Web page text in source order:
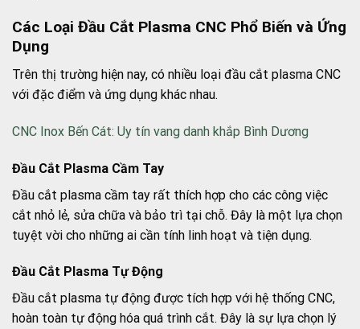
Các Loại Đầu Cắt Plasma CNC Phổ Biến và Ứng
Dụng
Trên thị trường hiện nay, có nhiều loại đầu cắt plasma CNC
với đặc điểm và ứng dụng khác nhau.
CNC Inox Bến Cát: Uy tín vang danh khắp Bình Dương
Đầu Cắt Plasma Cầm Tay
Đầu cắt plasma cầm tay rất thích hợp cho các công việc
cắt nhỏ lẻ, sửa chữa và bảo trì tại chỗ. Đây là một lựa chọn
tuyệt vời cho những ai cần tính linh hoạt và tiện dụng.
Đầu Cắt Plasma Tự Động
Đầu cắt plasma tự động được tích hợp với hệ thống CNC,
hoàn toàn tự động hóa quá trình cắt. Đây là sự lựa chọn lý